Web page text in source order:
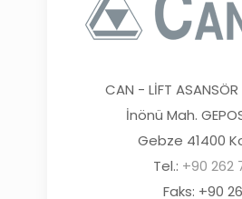
CAN - LİFT
İnönü Mah.
Gebze 41400
Tel.: +90 262
Faks: +90